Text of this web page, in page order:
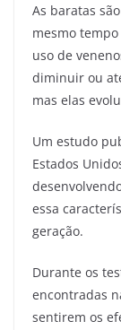
As baratas
mesmo
uso de
diminuir ou
mas elas
Um estudo
Estados
essa
geração.
Durante os
encontradas
sentirem os